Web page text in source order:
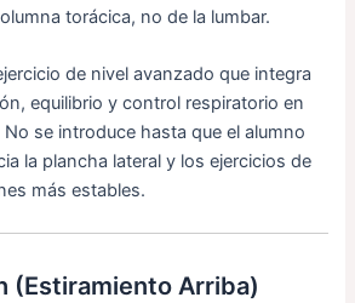
torácica, no de la lumbar.
de nivel avanzado que integra
equilibrio y control respiratorio en
se introduce hasta que el alumno
la plancha lateral y los ejercicios de
más estables.
(Estiramiento Arriba)